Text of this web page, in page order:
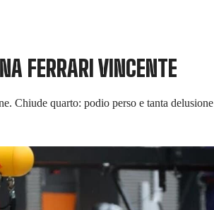
FERRARI VINCENTE
Chiude quarto: podio perso e tanta delusione